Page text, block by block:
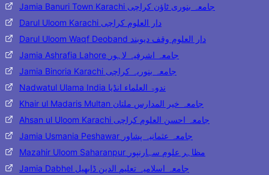
Jamia Banuri Town Karachi جامعہ بنوری ٹاؤن کراچی
Darul Uloom Karachi دار العلوم کراچی
Darul Uloom Waqf Deoband دار العلوم وقف دیوبند
Jamia Ashrafia Lahore جامعہ اشرفیہ لاہور
Jamia Binoria Karachi جامعہ بنوریہ کراچی
Nadwatul Ulama India ندوۃ العلماء انڈیا
Khair ul Madaris Multan جامعہ خیر المدارس ملتان
Ahsan ul Uloom Karachi جامعہ احسن العلوم کراچی
Jamia Usmania Peshawar جامعہ عثمانیہ پشاور
Mazahir Uloom Saharanpur مظاہر علوم سہارنپور
Jamia Dabhel جامعہ اسلامیہ تعلیم الدین ڈابھیل